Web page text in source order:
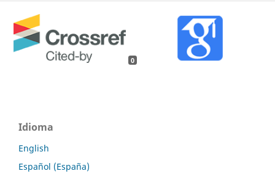
0
Idioma
English
Español (España)